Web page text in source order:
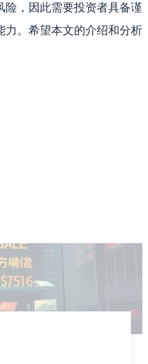
险，因此需要投资者具备谨
力。希望本文的介绍和分析